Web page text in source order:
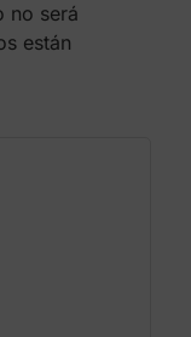
no será
están